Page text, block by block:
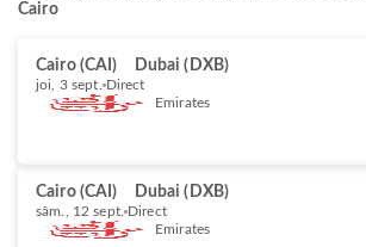
Cairo
Cairo (CAI) Dubai (DXB)
joi, 3 sept. Direct
Emirates
Cairo (CAI) Dubai (DXB)
sâm., 12 sept. Direct
Emirates